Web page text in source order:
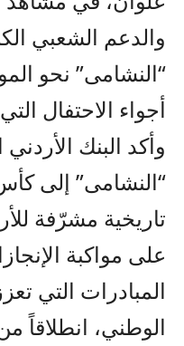
والدعم الشعبي
“النشامى” نحو
أجواء الاحتفال
وأكد البنك
“النشامى” إلى
تاريخية مشرّفة
على مواكبة
المبادرات التي
الوطني،